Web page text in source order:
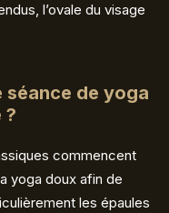
l’ovale du visage
séance de yoga
?
commencent
yoga doux afin de
les épaules